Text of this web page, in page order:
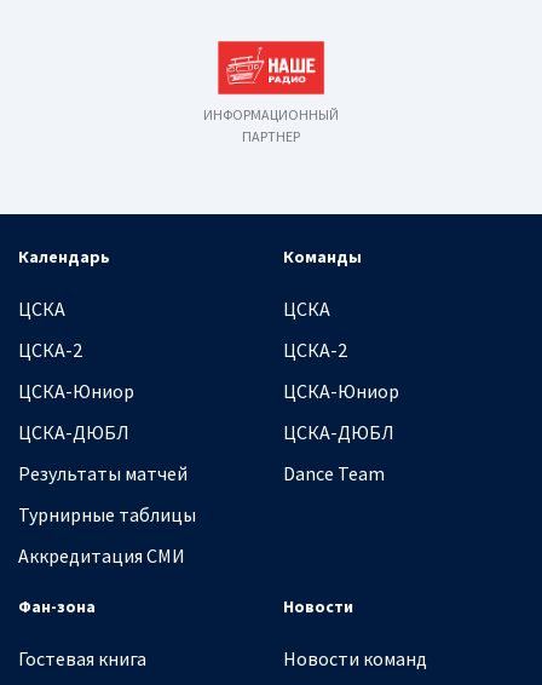
ИНФОРМАЦИОННЫЙ
ПАРТНЕР
Календарь
ЦСКА
ЦСКА-2
ЦСКА-Юниор
ЦСКА-ДЮБЛ
Результаты матчей
Турнирные таблицы
Аккредитация СМИ
Команды
ЦСКА
ЦСКА-2
ЦСКА-Юниор
ЦСКА-ДЮБЛ
Dance Team
Фан-зона
Гостевая книга
Новости
Новости команд